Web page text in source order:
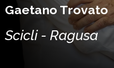
Gaetano Trovato
Scicli - Ragusa